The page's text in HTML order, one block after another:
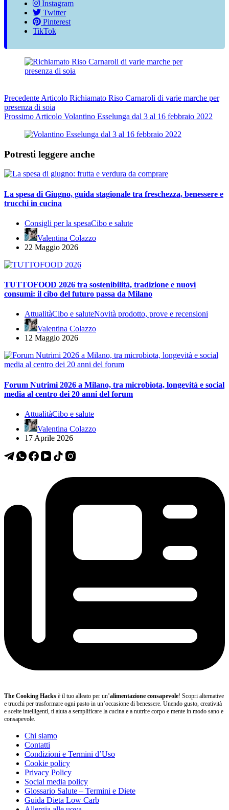
Instagram
Twitter
Pinterest
TikTok
Precedente Articolo Richiamato Riso Carnaroli di varie marche per
presenza di soia
Prossimo Articolo Volantino Esselunga dal 3 al 16 febbraio 2022
Potresti leggere anche
La spesa di Giugno, guida stagionale tra freschezza, benessere e
trucchi in cucina
Consigli per la spesaCibo e salute
Valentina Colazzo
22 Maggio 2026
TUTTOFOOD 2026 tra sostenibilità, tradizione e nuovi
consumi: il cibo del futuro passa da Milano
AttualitàCibo e saluteNovità prodotto, prove e recensioni
Valentina Colazzo
12 Maggio 2026
Forum Nutrimi 2026 a Milano, tra microbiota, longevità e social
media al centro dei 20 anni del forum
AttualitàCibo e salute
Valentina Colazzo
17 Aprile 2026
The Cooking Hacks è il tuo alleato per un’alimentazione consapevole! Scopri alternative
e trucchi per trasformare ogni pasto in un’occasione di benessere. Unendo gusto, creatività
e scelte intelligenti, ti aiuta a semplificare la cucina e a nutrire corpo e mente in modo sano e
consapevole.
Chi siamo
Contatti
Condizioni e Termini d’Uso
Cookie policy
Privacy Policy
Social media policy
Glossario Salute – Termini e Diete
Guida Dieta Low Carb